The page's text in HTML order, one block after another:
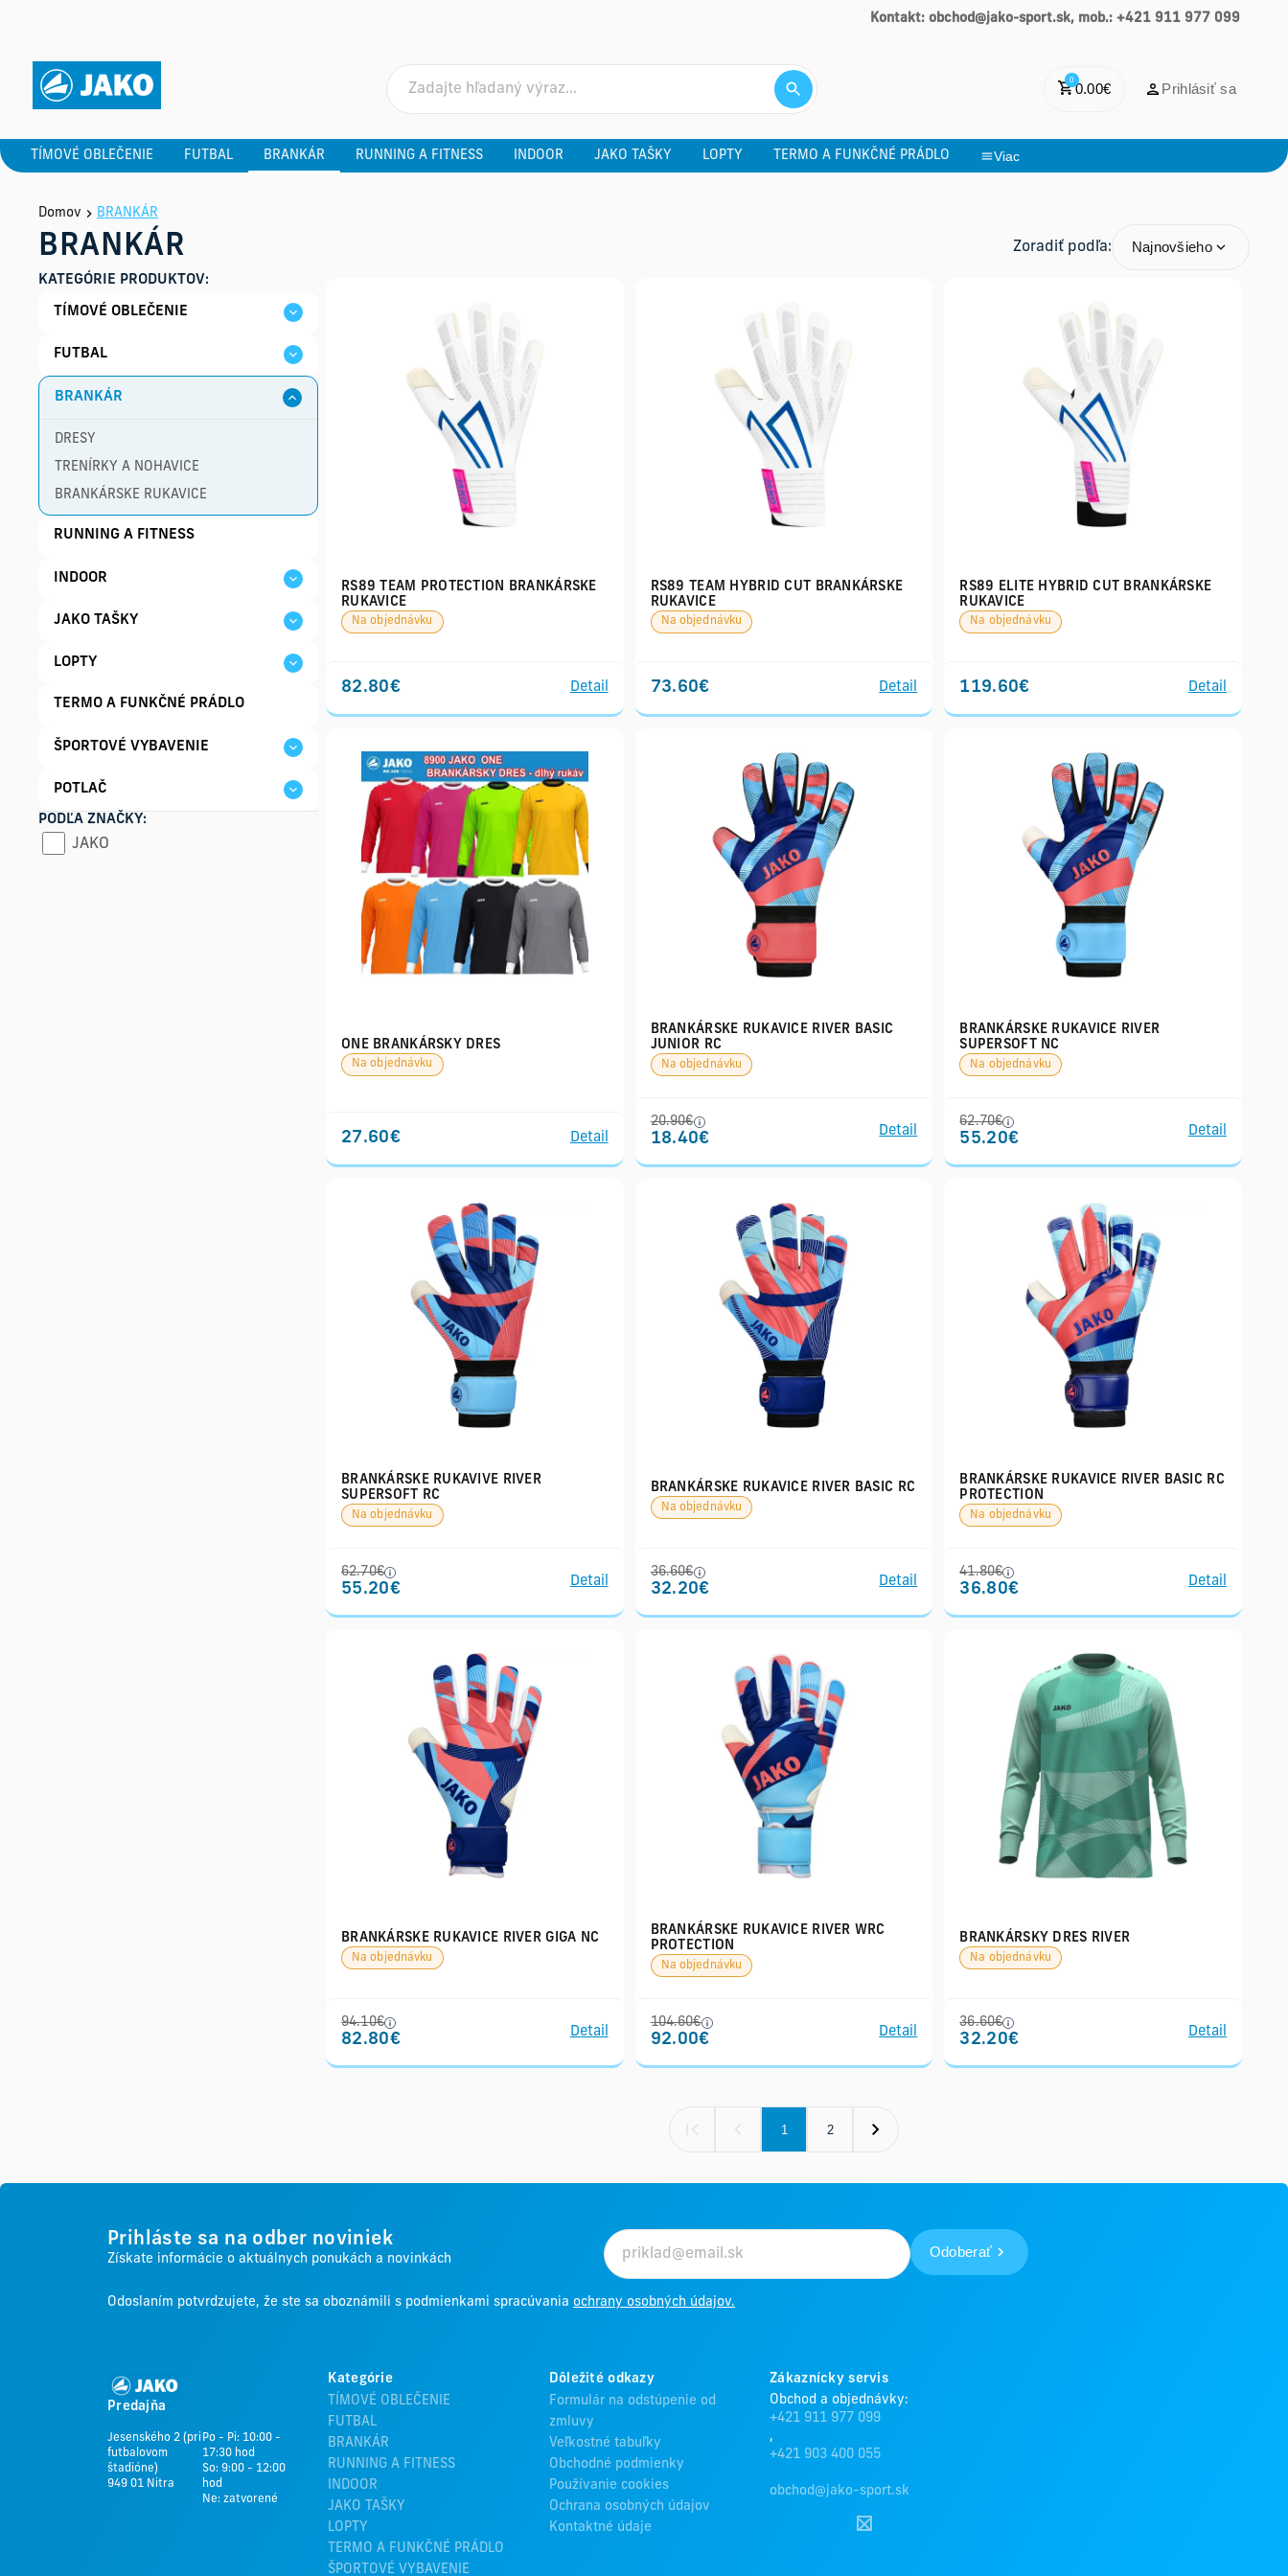
Kontakt: obchod@jako-sport.sk, mob.: +421 911 977 099
0
0.00€ Prihlásiť sa
TÍMOVÉ OBLEČENIE FUTBAL BRANKÁR RUNNING A FITNESS INDOOR JAKO TAŠKY LOPTY TERMO A FUNKČNÉ PRÁDLO Viac
Domov BRANKÁR
BRANKÁR Zoradiť podľa: Najnovšieho
KATEGÓRIE PRODUKTOV:
TÍMOVÉ OBLEČENIE
FUTBAL
BRANKÁR
DRESY
TRENÍRKY A NOHAVICE
BRANKÁRSKE RUKAVICE
RUNNING A FITNESS
INDOOR
JAKO TAŠKY
LOPTY
TERMO A FUNKČNÉ PRÁDLO
ŠPORTOVÉ VYBAVENIE
POTLAČ
PODĽA ZNAČKY:
JAKO
RS89 TEAM PROTECTION BRANKÁRSKE
RUKAVICE
Na objednávku
82.80€ Detail
RS89 TEAM HYBRID CUT BRANKÁRSKE
RUKAVICE
Na objednávku
73.60€ Detail
RS89 ELITE HYBRID CUT BRANKÁRSKE
RUKAVICE
Na objednávku
119.60€ Detail
ONE BRANKÁRSKY DRES
Na objednávku
27.60€ Detail
BRANKÁRSKE RUKAVICE RIVER BASIC
JUNIOR RC
Na objednávku
20.90€
18.40€ Detail
BRANKÁRSKE RUKAVICE RIVER
SUPERSOFT NC
Na objednávku
62.70€
55.20€ Detail
BRANKÁRSKE RUKAVIVE RIVER
SUPERSOFT RC
Na objednávku
62.70€
55.20€ Detail
BRANKÁRSKE RUKAVICE RIVER BASIC RC
Na objednávku
36.60€
32.20€ Detail
BRANKÁRSKE RUKAVICE RIVER BASIC RC
PROTECTION
Na objednávku
41.80€
36.80€ Detail
BRANKÁRSKE RUKAVICE RIVER GIGA NC
Na objednávku
94.10€
82.80€ Detail
BRANKÁRSKE RUKAVICE RIVER WRC
PROTECTION
Na objednávku
104.60€
92.00€ Detail
BRANKÁRSKY DRES RIVER
Na objednávku
36.60€
32.20€ Detail
1 2
Prihláste sa na odber noviniek
Získate informácie o aktuálnych ponukách a novinkách Odoberať
Odoslaním potvrdzujete, že ste sa oboznámili s podmienkami spracúvania ochrany osobných údajov.
Predajňa
Jesenského 2 (pri
futbalovom
štadióne)
949 01 Nitra
Po - Pi: 10:00 -
17:30 hod
So: 9:00 - 12:00
hod
Ne: zatvorené
Kategórie
TÍMOVÉ OBLEČENIE
FUTBAL
BRANKÁR
RUNNING A FITNESS
INDOOR
JAKO TAŠKY
LOPTY
TERMO A FUNKČNÉ PRÁDLO
ŠPORTOVÉ VYBAVENIE
Dôležité odkazy
Formulár na odstúpenie od
zmluvy
Veľkostné tabuľky
Obchodné podmienky
Používanie cookies
Ochrana osobných údajov
Kontaktné údaje
Zákaznícky servis
Obchod a objednávky:
+421 911 977 099
,
+421 903 400 055
obchod@jako-sport.sk